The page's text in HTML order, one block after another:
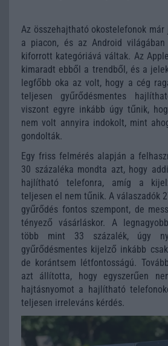
Az összehajtható okostelefonok
a piacon, és az Android
kiforrott kategóriává váltak. Az
kimaradt ebből a trendből, és a
legfőbb oka az volt, hogy a cég
teljesen gyűrődésmentes
viszont egyre inkább úgy tűnik,
nem volt annyira indokolt, mint
gondolták.
Egy friss felmérés alapján a
30 százaléka mondta azt, hogy
hajlítható telefonra, amíg a
teljesen el nem tűnik. A válaszadók
gyűrődés fontos szempont, de
tényező vásárláskor. A
több mint 33 százalék, úgy
gyűrődésmentes kijelző inkább
de korántsem létfontosságú.
azt állította, hogy egyszerűen
hajtásnyomot a hajlítható
teljesen irreleváns kérdés.